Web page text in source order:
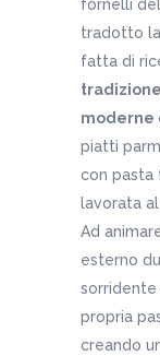
fornelli
tradotto
fatta di
tradizione
moderne
piatti
con pasta
lavorata
Ad
esterno
propria
creando